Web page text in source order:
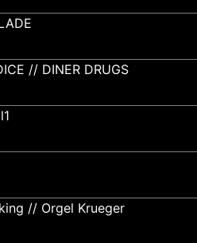
// DINER DRUGS
// Orgel Krueger